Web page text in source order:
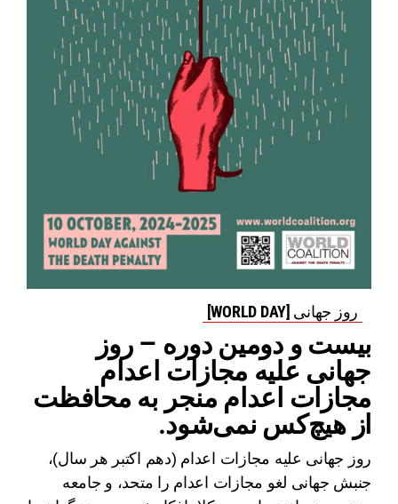
روز جهانی [WORLD DAY]
بیست و دومین دوره – روز
جهانی علیه مجازات اعدام
مجازات اعدام منجر به محافظت
از هیچ‌کس نمی‌شود.
روز جهانی علیه مجازات اعدام (دهم اکتبر هر سال)،
جنبش جهانی لغو مجازات اعدام را متحد، و جامعه